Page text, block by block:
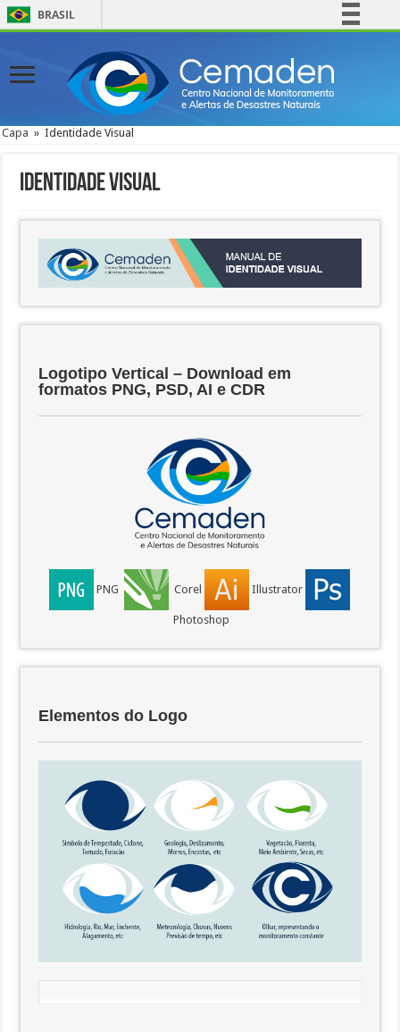
BRASIL
Comunica BR
Participe
Acesso à informação
Capa » Identidade Visual
Identidade Visual
Logotipo Vertical – Download em
formatos PNG, PSD, AI e CDR
PNG Corel Illustrator
Photoshop
Elementos do Logo